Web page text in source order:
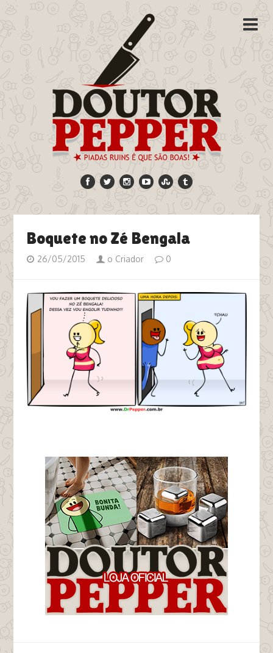
Boquete no Zé Bengala
26/05/2015 o Criador 0